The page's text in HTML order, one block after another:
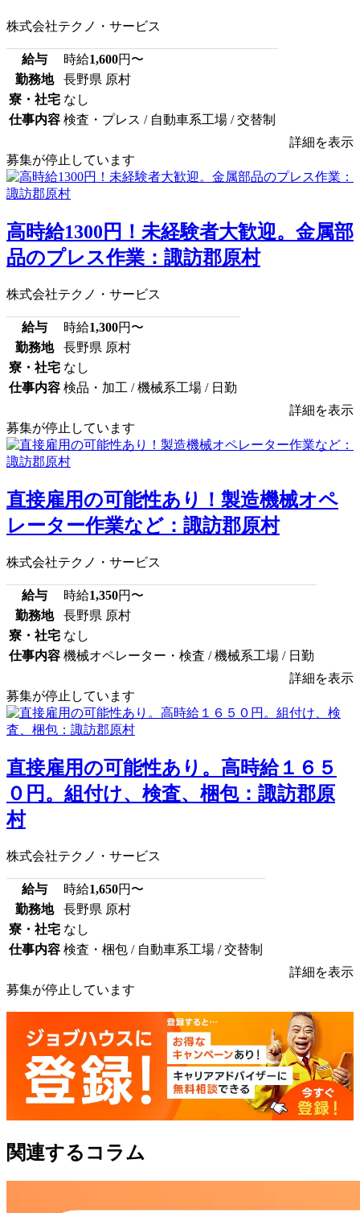
株式会社テクノ・サービス
給与 時給1,600円〜
勤務地
長野県 原村
寮・社宅 なし
仕事内容 検査・プレス / 自動車系工場 / 交替制
詳細を表示
募集が停止しています
高時給1300円！未経験者大歓迎。金属部
品のプレス作業：諏訪郡原村
株式会社テクノ・サービス
給与 時給1,300円〜
勤務地
長野県 原村
寮・社宅 なし
仕事内容 検品・加工 / 機械系工場 / 日勤
詳細を表示
募集が停止しています
直接雇用の可能性あり！製造機械オペ
レーター作業など：諏訪郡原村
株式会社テクノ・サービス
給与 時給1,350円〜
勤務地
長野県 原村
寮・社宅 なし
仕事内容 機械オペレーター・検査 / 機械系工場 / 日勤
詳細を表示
募集が停止しています
直接雇用の可能性あり。高時給１６５
０円。組付け、検査、梱包：諏訪郡原
村
株式会社テクノ・サービス
給与 時給1,650円〜
勤務地
長野県 原村
寮・社宅 なし
仕事内容 検査・梱包 / 自動車系工場 / 交替制
詳細を表示
募集が停止しています
関連するコラム